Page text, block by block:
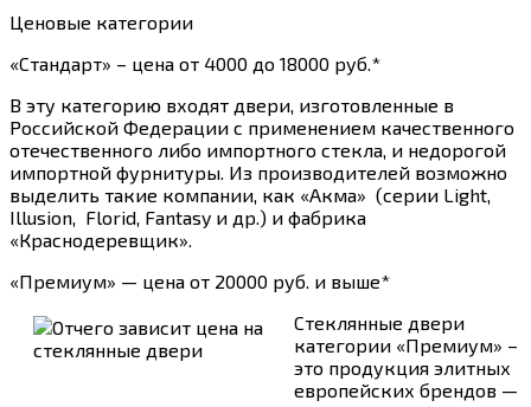
Ценовые категории
«Стандарт» – цена от 4000 до 18000 руб.*
В эту категорию входят двери, изготовленные в
Российской Федерации с применением качественного
отечественного либо импортного стекла, и недорогой
импортной фурнитуры. Из производителей возможно
выделить такие компании, как «Акма» (серии Light,
Illusion, Florid, Fantasy и др.) и фабрика
«Краснодеревщик».
«Премиум» — цена от 20000 руб. и выше*
Стеклянные двери
категории «Премиум» –
это продукция элитных
европейских брендов —